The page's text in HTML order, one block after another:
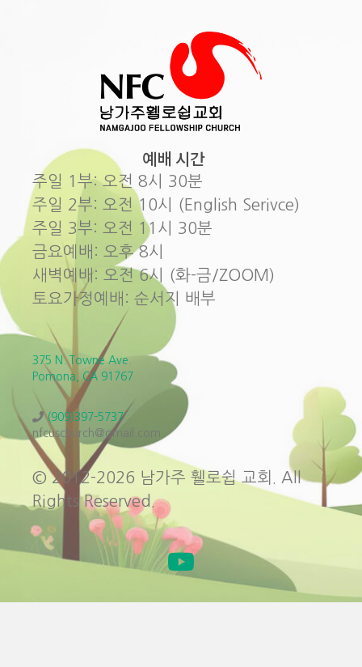
예배 시간
주일 1부: 오전 8시 30분
주일 2부: 오전 10시 (English Serivce)
주일 3부: 오전 11시 30분
금요예배: 오후 8시
새벽예배: 오전 6시 (화-금/ZOOM)
토요가정예배: 순서지 배부
375 N. Towne Ave.
Pomona, CA 91767
(909)397-5737
nfcuschurch@gmail.com
© 2012-2026 남가주 휄로쉽 교회. All
Rights Reserved.